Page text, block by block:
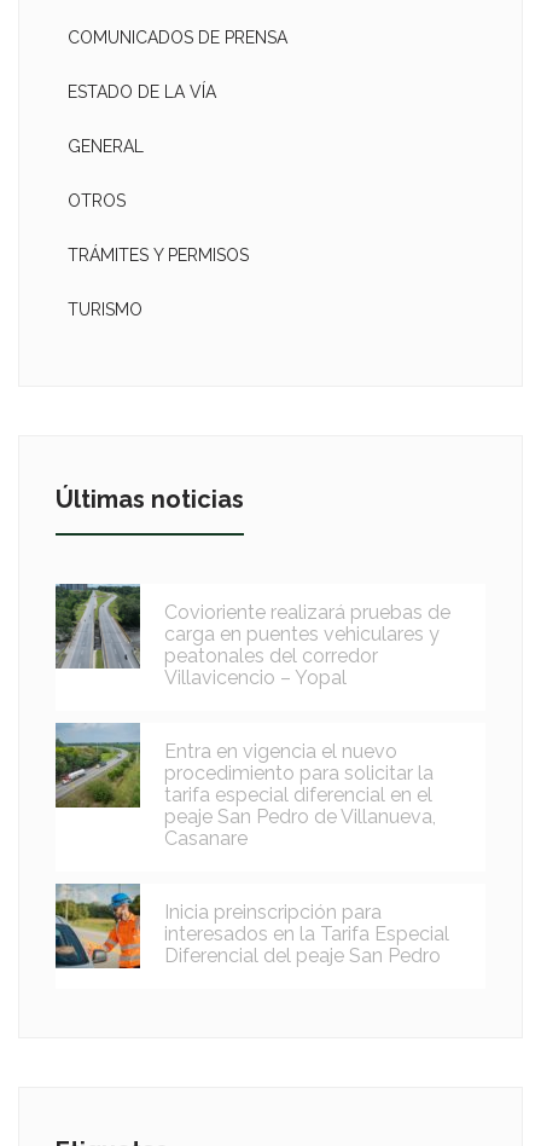
COMUNICADOS DE PRENSA
ESTADO DE LA VÍA
GENERAL
OTROS
TRÁMITES Y PERMISOS
TURISMO
Últimas noticias
Covioriente realizará pruebas de
carga en puentes vehiculares y
peatonales del corredor
Villavicencio – Yopal
Entra en vigencia el nuevo
procedimiento para solicitar la
tarifa especial diferencial en el
peaje San Pedro de Villanueva,
Casanare
Inicia preinscripción para
interesados en la Tarifa Especial
Diferencial del peaje San Pedro